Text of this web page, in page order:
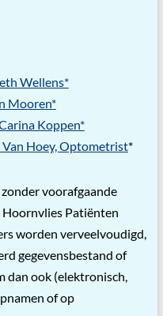
Wellens*
Mooren*
Koppen*
Hoey, Optometrist*
voorafgaande
Patiënten
worden verveelvoudigd,
gegevensbestand of
dan ook (elektronisch,
of op